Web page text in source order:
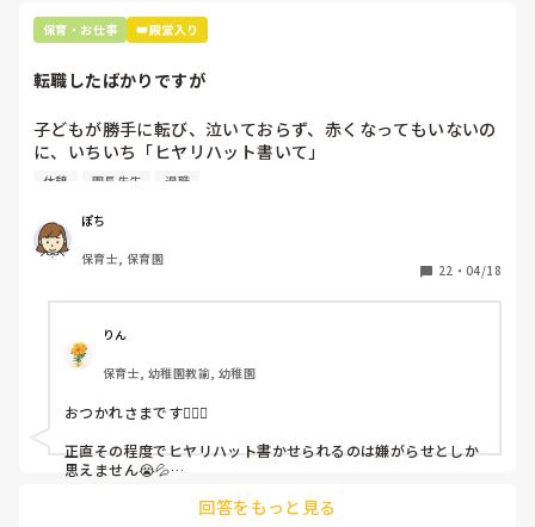
保育・お仕事 👑殿堂入り
転職したばかりですが
子どもが勝手に転び、泣いておらず、赤くなってもいないの
に、いちいち「ヒヤリハット書いて」
と書かされ
（そう言う本人は書かない）
しかも、上司に↑この内容でも
ちゃんと考えて対策を練って書き込むようにと。
呼ばれて一緒に対策を考えさせられること多数
これだけで30〜40分拘束されて辛いです
皆さんの園はどうですか?
休憩 園長先生 退職
ぽち
保育士, 保育園
22 ・ 04/18
りん
保育士, 幼稚園教諭, 幼稚園
おつかれさまです🙇🏻‍♀️
正直その程度でヒヤリハット書かせられるのは嫌がらせとしか
思えません😭💦
回答をもっと見る